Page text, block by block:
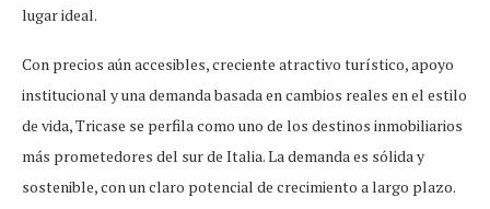
lugar ideal.
Con precios aún accesibles, creciente atractivo turístico, apoyo
institucional y una demanda basada en cambios reales en el estilo
de vida, Tricase se perfila como uno de los destinos inmobiliarios
más prometedores del sur de Italia. La demanda es sólida y
sostenible, con un claro potencial de crecimiento a largo plazo.